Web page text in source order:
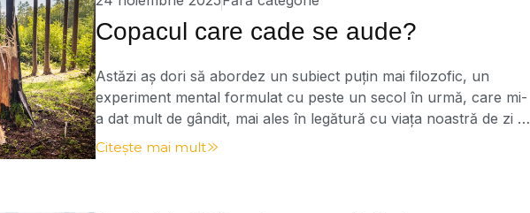
Copacul care cade se aude?
Astăzi aș dori să abordez un subiect puțin mai filozofic, un
experiment mental formulat cu peste un secol în urmă, care mi-
a dat mult de gândit, mai ales în legătură cu viața noastră de zi cu
zi. Întrebarea este simplă doar în aparență: „Când un copac cade
într-o pădure și nu este nimeni să audă, […]
Citește mai mult